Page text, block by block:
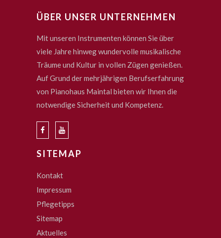
ÜBER UNSER UNTERNEHMEN
Mit unseren Instrumenten können Sie über
viele Jahre hinweg wundervolle musikalische
Träume und Kultur in vollen Zügen genießen.
Auf Grund der mehrjährigen Berufserfahrung
von Pianohaus Maintal bieten wir Ihnen die
notwendige Sicherheit und Kompetenz.
SITEMAP
Kontakt
Impressum
Pflegetipps
Sitemap
Aktuelles